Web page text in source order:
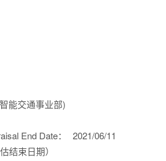
能交通事业部)
End Date：
估结束日期）
2021/06/11